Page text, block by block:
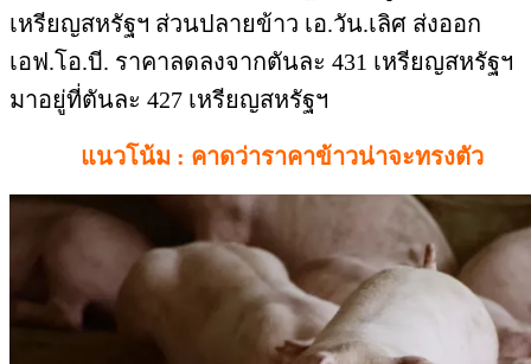
เหรียญสหรัฐฯ ส่วนปลายข้าว เอ.วัน.เลิศ ส่งออก
เอฟ.โอ.บี. ราคาลดลงจากตันละ 431 เหรียญสหรัฐฯ
มาอยู่ที่ตันละ 427 เหรียญสหรัฐฯ
แนวโน้ม : คาดว่าราคาข้าวน่าจะทรงตัว